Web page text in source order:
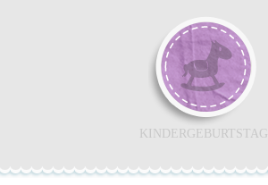
KINDERGEBURTSTAG